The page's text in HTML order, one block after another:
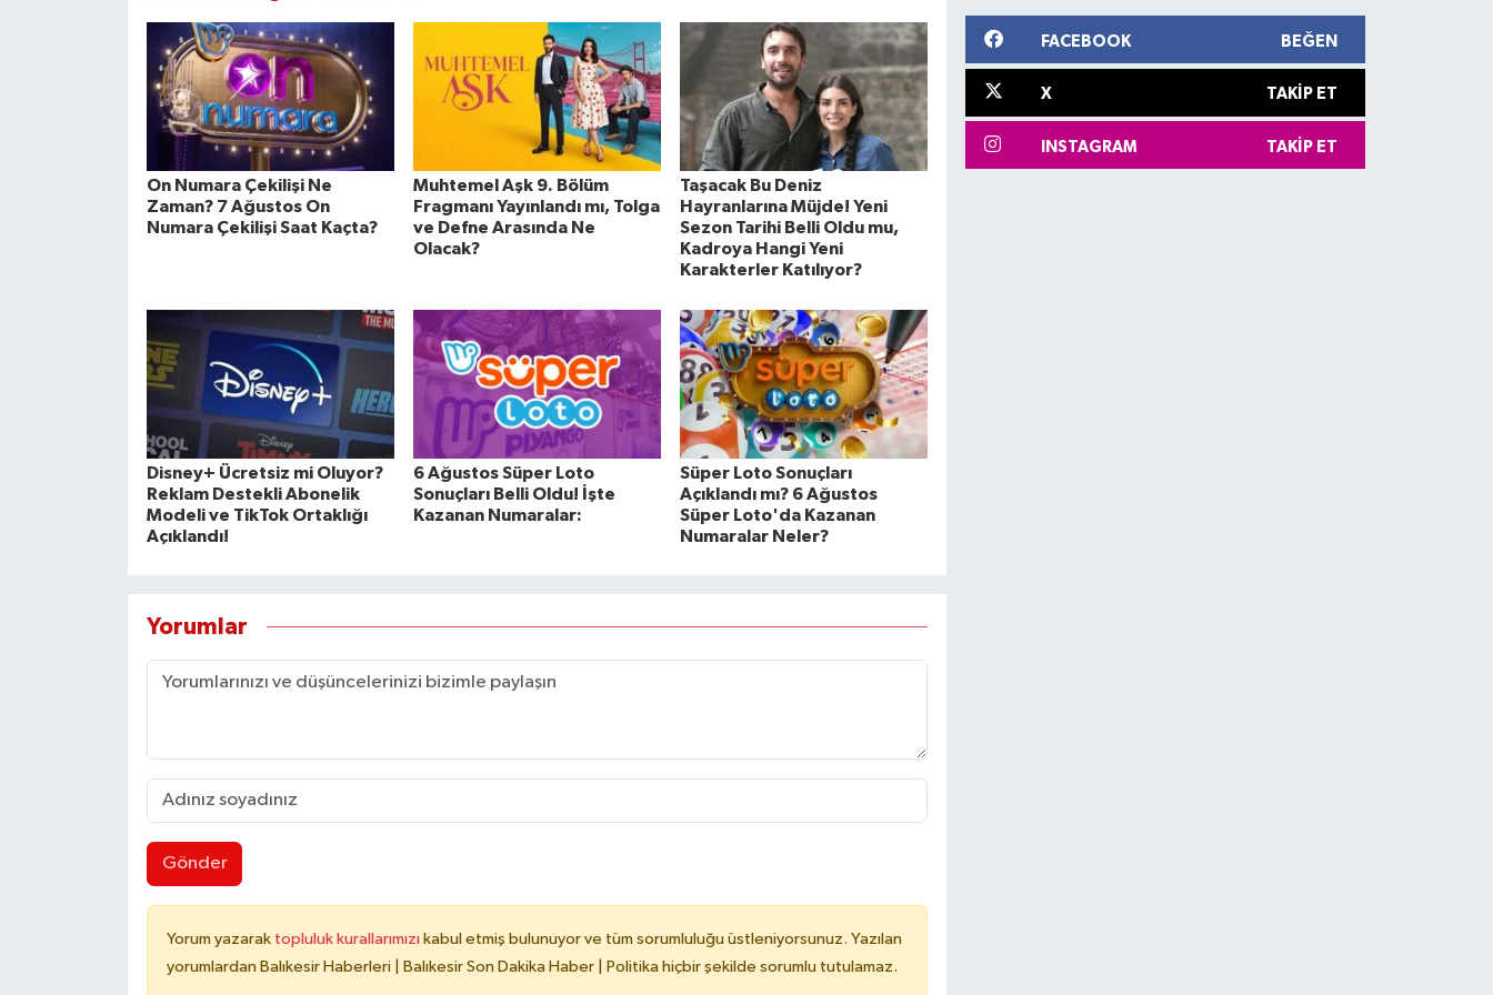
On Numara Çekilişi Ne
Zaman? 7 Ağustos On
Numara Çekilişi Saat Kaçta?
Muhtemel Aşk 9. Bölüm
Fragmanı Yayınlandı mı, Tolga
ve Defne Arasında Ne
Olacak?
Taşacak Bu Deniz
Hayranlarına Müjde! Yeni
Sezon Tarihi Belli Oldu mu,
Kadroya Hangi Yeni
Karakterler Katılıyor?
Disney+ Ücretsiz mi Oluyor?
Reklam Destekli Abonelik
Modeli ve TikTok Ortaklığı
Açıklandı!
6 Ağustos Süper Loto
Sonuçları Belli Oldu! İşte
Kazanan Numaralar:
Süper Loto Sonuçları
Açıklandı mı? 6 Ağustos
Süper Loto'da Kazanan
Numaralar Neler?
Yorumlar
Gönder
Yorum yazarak topluluk kurallarımızı kabul etmiş bulunuyor ve tüm sorumluluğu üstleniyorsunuz. Yazılan
yorumlardan Balıkesir Haberleri | Balıkesir Son Dakika Haber | Politika hiçbir şekilde sorumlu tutulamaz.
FACEBOOK BEĞEN
X TAKIP ET
INSTAGRAM TAKIP ET